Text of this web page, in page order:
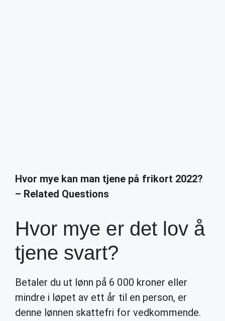
Hvor mye kan man tjene på frikort 2022?
– Related Questions
Hvor mye er det lov å
tjene svart?
Betaler du ut lønn på 6 000 kroner eller
mindre i løpet av ett år til en person, er
denne lønnen skattefri for vedkommende.